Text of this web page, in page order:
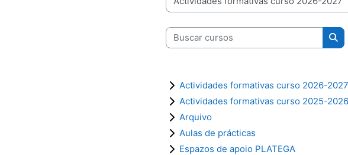
Categorías de cursos
Buscar cursos
Actividades formativas curso 2026-2027
Actividades formativas curso 2025-2026
Arquivo
Aulas de prácticas
Espazos de apoio PLATEGA